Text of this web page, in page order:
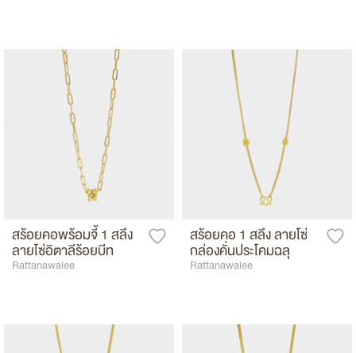
สร้อยคอพร้อมจี้ 1 สลึง
ลายโซ่อิตาลีร้อยบีท
Rattanawalee
สร้อยคอ 1 สลึง ลายโซ่
กล่องคั่นประโคมฉลุ
Rattanawalee